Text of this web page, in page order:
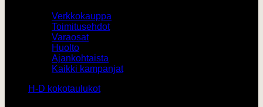
Verkkokauppa
Toimitusehdot
Varaosat
Huolto
Ajankohtaista
Kaikki kampanjat
H-D kokotaulukot